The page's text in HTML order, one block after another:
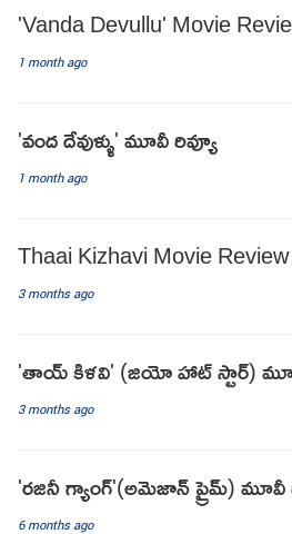
'Vanda Devullu' Movie
1 month ago
'వంద దేవుళ్ళు' మూవీ రివ్యూ
1 month ago
Thaai Kizhavi Movie Review
3 months ago
'తాయ్ కిళవి' (జియో హాట్ స్టార్)
3 months ago
'రజినీ గ్యాంగ్'(అమెజాన్ ప్రైమ్) మూవీ
6 months ago